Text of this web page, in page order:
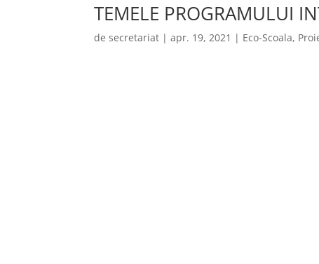
TEMELE PROGRAMULUI
desecretariat |apr. 19, 2021 | Eco-Scoala,